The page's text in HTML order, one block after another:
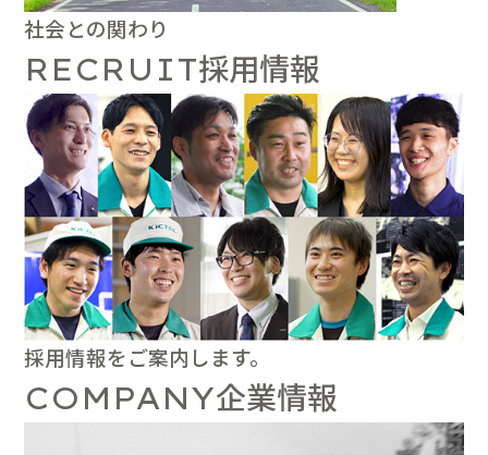
社会との関わり
RECRUIT採用情報
採用情報をご案内します。
COMPANY企業情報